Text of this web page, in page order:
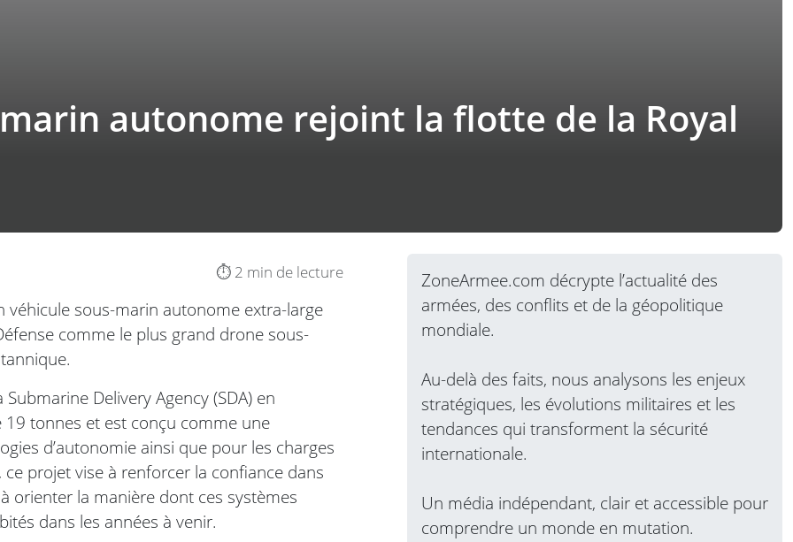
autonome rejoint la flotte de la Royal
⏱️ 2 min de lecture
véhicule sous-marin autonome extra-large
comme le plus grand drone sous-
Delivery Agency (SDA) en
19 tonnes et est conçu comme une
d’autonomie ainsi que pour les charges
projet vise à renforcer la confiance dans
orienter la manière dont ces systèmes
dans les années à venir.
ZoneArmee.com décrypte l’actualité des
armées, des conflits et de la géopolitique
mondiale.
Au-delà des faits, nous analysons les enjeux
stratégiques, les évolutions militaires et les
tendances qui transforment la sécurité
internationale.
Un média indépendant, clair et accessible pour
comprendre un monde en mutation.